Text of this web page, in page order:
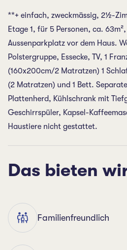
**+ einfach, zweckmässig, 2½-
Etage 1, für 5 Personen, ca.
Aussenparkplatz vor dem Haus.
Polstergruppe, Essecke, TV, 1
(160x200cm/2 Matratzen) 1
(2 Matratzen) und 1 Bett.
Plattenherd, Kühlschrank mit
Geschirrspüler, Kapsel-
Haustiere nicht gestattet.
Das bieten
Familienfreundlich